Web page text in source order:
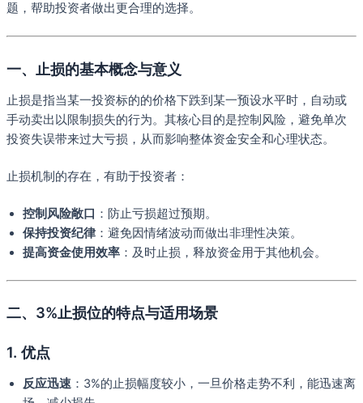
题，帮助投资者做出更合理的选择。
一、止损的基本概念与意义
止损是指当某一投资标的的价格下跌到某一预设水平时，自动或
手动卖出以限制损失的行为。其核心目的是控制风险，避免单次
投资失误带来过大亏损，从而影响整体资金安全和心理状态。
止损机制的存在，有助于投资者：
控制风险敞口 ：防止亏损超过预期。
保持投资纪律 ：避免因情绪波动而做出非理性决策。
提高资金使用效率 ：及时止损，释放资金用于其他机会。
二、3%止损位的特点与适用场景
1. 优点
反应迅速 ：3%的止损幅度较小，一旦价格走势不利，能迅速离